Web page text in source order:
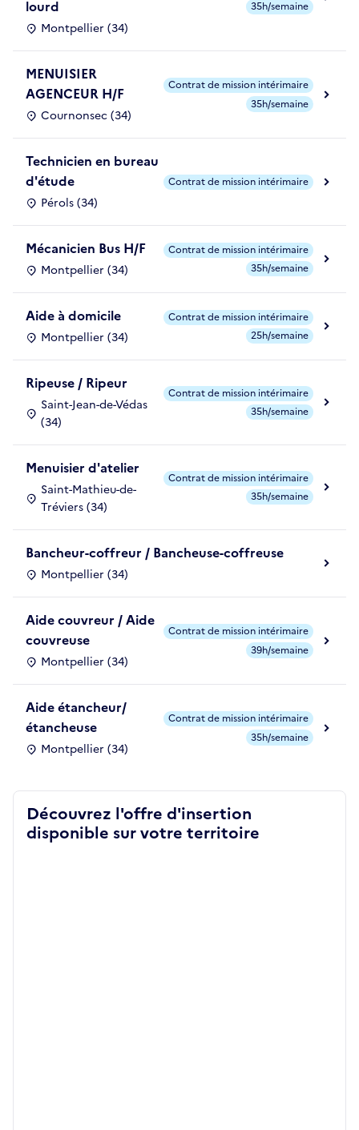
lourd
Montpellier (34)
35h/semaine
MENUISIER
AGENCEUR H/F
Cournonsec (34)
Contrat de mission intérimaire
35h/semaine
Technicien en bureau
d'étude
Pérols (34)
Contrat de mission intérimaire
Mécanicien Bus H/F
Montpellier (34)
Contrat de mission intérimaire
35h/semaine
Aide à domicile
Montpellier (34)
Contrat de mission intérimaire
25h/semaine
Ripeuse / Ripeur
Saint-Jean-de-Védas
(34)
Contrat de mission intérimaire
35h/semaine
Menuisier d'atelier
Saint-Mathieu-de-
Tréviers (34)
Contrat de mission intérimaire
35h/semaine
Bancheur-coffreur / Bancheuse-coffreuse
Montpellier (34)
Aide couvreur / Aide
couvreuse
Montpellier (34)
Contrat de mission intérimaire
39h/semaine
Aide étancheur/
étancheuse
Montpellier (34)
Contrat de mission intérimaire
35h/semaine
Découvrez l'offre d'insertion
disponible sur votre territoire